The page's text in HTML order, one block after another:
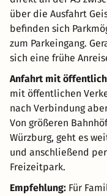
über die Ausfahrt
befinden sich
zum Parkeingang.
sich eine frühe
Anfahrt mit
mit öffentlichen
nach Verbindung
Von größeren
Würzburg, geht es
und anschließend
Freizeitpark.
Empfehlung: Für